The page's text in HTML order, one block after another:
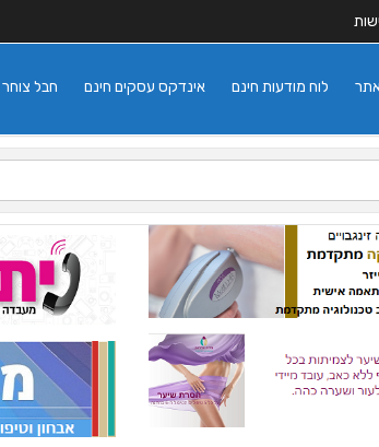
חבל אינדקס עסקים חינם לוח מודעות חינם